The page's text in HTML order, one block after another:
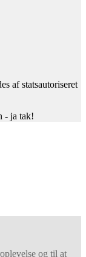
af statsautoriseret
- ja tak!
og til at